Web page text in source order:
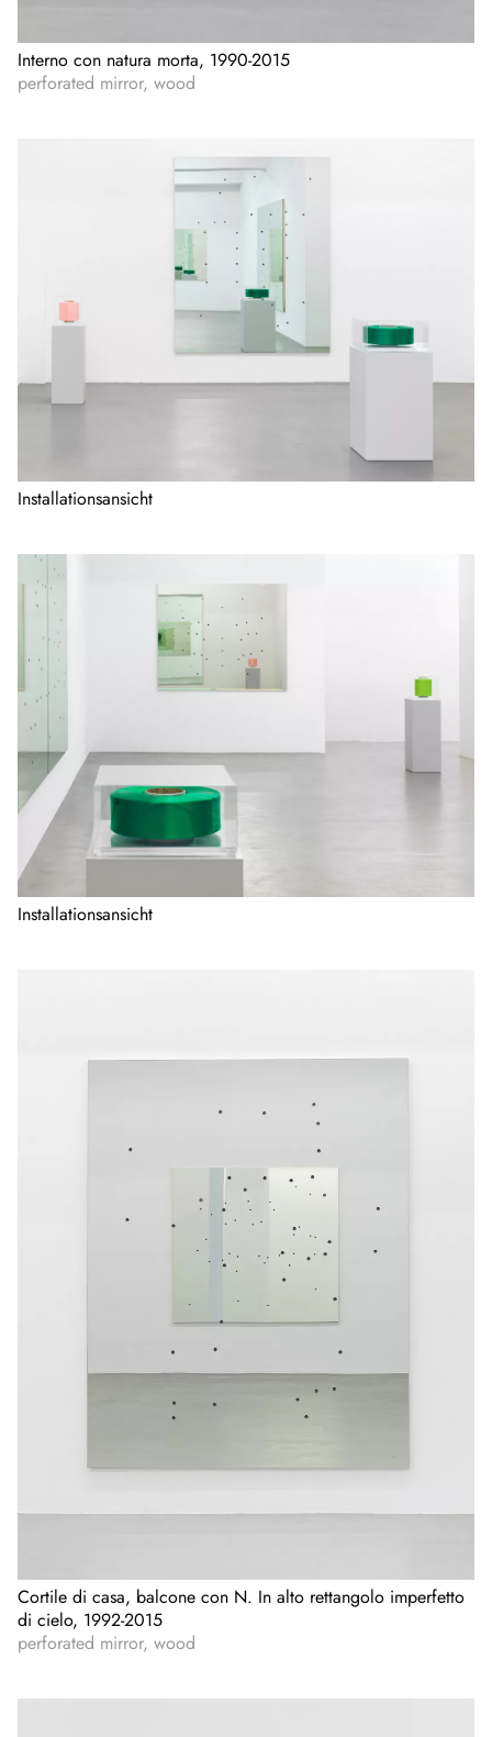
Interno con natura morta, 1990-2015
perforated mirror, wood
Installationsansicht
Installationsansicht
Cortile di casa, balcone con N. In alto rettangolo imperfetto
di cielo, 1992-2015
perforated mirror, wood